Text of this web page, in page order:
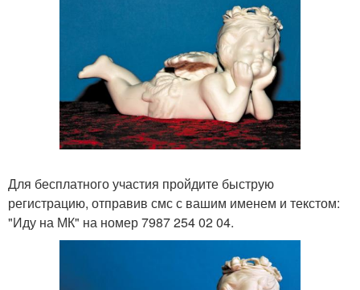
Для бесплатного участия пройдите быструю
регистрацию, отправив смс с вашим именем и текстом:
"Иду на МК" на номер 7987 254 02 04.